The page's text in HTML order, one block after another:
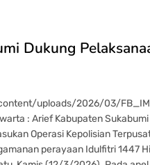
Dukung
uploads/2026/03/
: Arief Kabupaten
Operasi Kepolisian
perayaan Idulfitri 1447